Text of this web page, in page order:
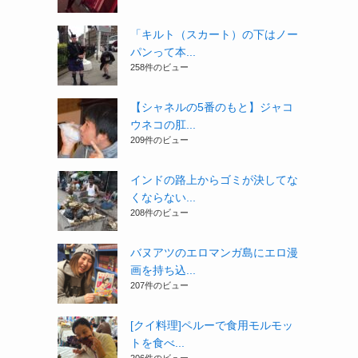
「キルト（スカート）の下はノー
パンって本...
258件のビュー
【シャネルの5番のもと】ジャコ
ウネコの肛...
209件のビュー
インドの路上からゴミが決してな
くならない...
208件のビュー
バヌアツのエロマンガ島にエロ漫
画を持ち込...
207件のビュー
[クイ料理]ペルーで食用モルモッ
トを食べ...